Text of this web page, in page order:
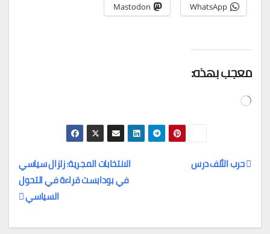
WhatsApp
Mastodon
معجب بهذه:
جاري
الانتخابات المجرية: زلزال سياسي
في بودابست قراءة في التحول
السياسي
حرب الألف درس